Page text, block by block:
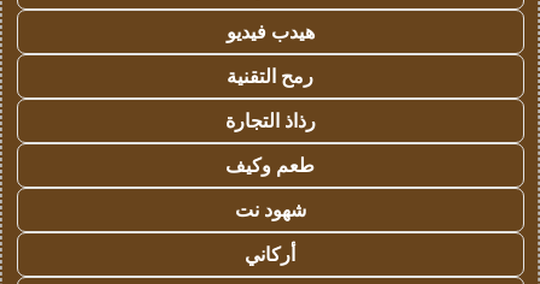
هيدب فيديو
رمح التقنية
رذاذ التجارة
طعم وكيف
شهود نت
أركاني